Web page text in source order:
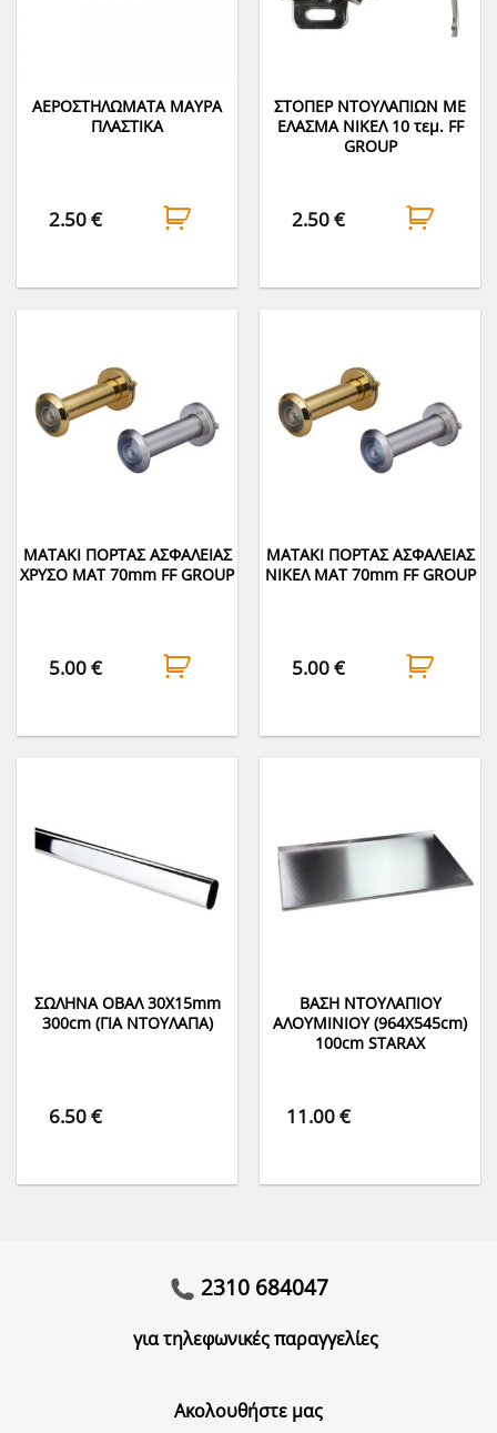
ΑΕΡΟΣΤΗΛΩΜΑΤΑ ΜΑΥΡΑ
ΠΛΑΣΤΙΚΑ
2.50€
ΣΤΟΠΕΡ ΝΤΟΥΛΑΠΙΩΝ ΜΕ
ΕΛΑΣΜΑ ΝΙΚΕΛ 10 τεμ. FF
GROUP
2.50€
ΜΑΤΑΚΙ ΠΟΡΤΑΣ ΑΣΦΑΛΕΙΑΣ
ΧΡΥΣΟ ΜΑΤ 70mm FF GROUP
5.00€
ΜΑΤΑΚΙ ΠΟΡΤΑΣ ΑΣΦΑΛΕΙΑΣ
ΝΙΚΕΛ ΜΑΤ 70mm FF GROUP
5.00€
ΣΩΛΗΝΑ ΟΒΑΛ 30Χ15mm
300cm (ΓΙΑ ΝΤΟΥΛΑΠΑ)
6.50€
ΒΑΣΗ ΝΤΟΥΛΑΠΙΟΥ
ΑΛΟΥΜΙΝΙΟΥ (964Χ545cm)
100cm STARAX
11.00€
2310 684047
για τηλεφωνικές παραγγελίες
Ακολουθήστε μας